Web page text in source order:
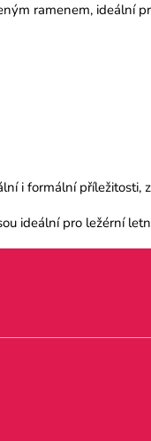
ramenem, ideální
i formální příležitosti,
ideální pro ležérní